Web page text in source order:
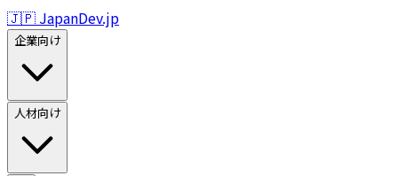
🇯🇵 JapanDev.jp
企業向け
人材向け